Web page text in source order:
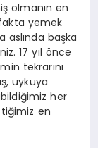
olmanın en
yemek
aslında başka
17 yıl önce
tekrarını
uykuya
her
en